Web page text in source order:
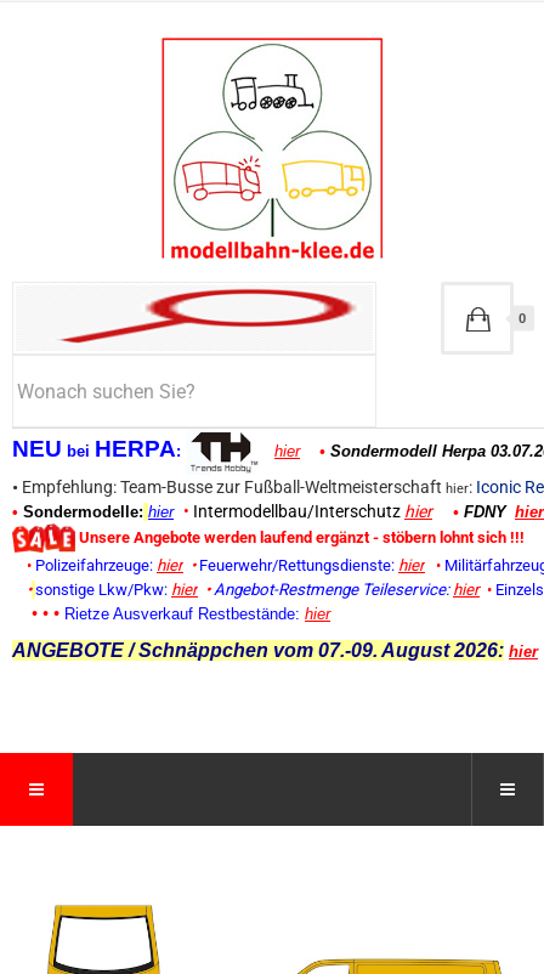
NEU bei HERPA: hier • Sondermodell Herpa
• Empfehlung: Team-Busse zur Fußball-Weltmeisterschaft hier: Iconic
• Sondermodelle: hier • Intermodellbau/Interschutz hier • FDNY hier
Unsere Angebote werden laufend ergänzt - stöbern lohnt sich !!!
• Polizeifahrzeuge: hier • Feuerwehr/Rettungsdienste: hier •
• sonstige Lkw/Pkw: hier • Angebot-Restmenge Teileservice: hier •
• • • Rietze Ausverkauf Restbestände: hier
ANGEBOTE / Schnäppchen vom 07.-09. August 2026: hier
0